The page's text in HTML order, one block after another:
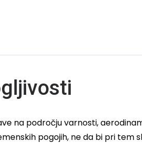
na področju varnosti,
pogojih, ne da bi pri tem